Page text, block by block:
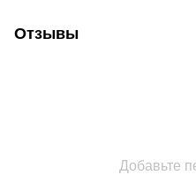
Отзывы
Добавьте